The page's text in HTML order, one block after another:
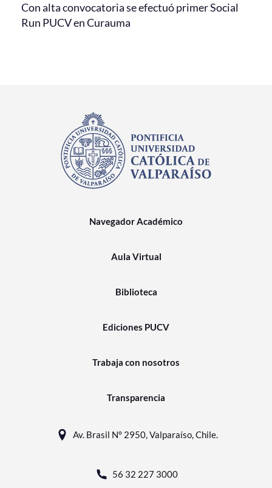
Con alta convocatoria se efectuó primer Social
Run PUCV en Curauma
Navegador Académico
Aula Virtual
Biblioteca
Ediciones PUCV
Trabaja con nosotros
Transparencia
Av. Brasil N° 2950, Valparaíso, Chile.
56 32 227 3000